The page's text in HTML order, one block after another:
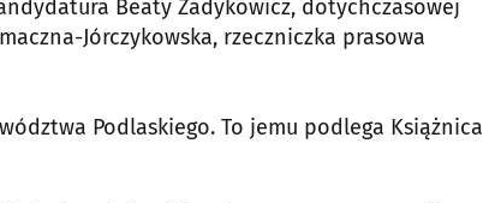
Beaty Zadykowicz, dotychczasowej
Jórczykowska, rzeczniczka prasowa
Podlaskiego. To jemu podlega Książnica